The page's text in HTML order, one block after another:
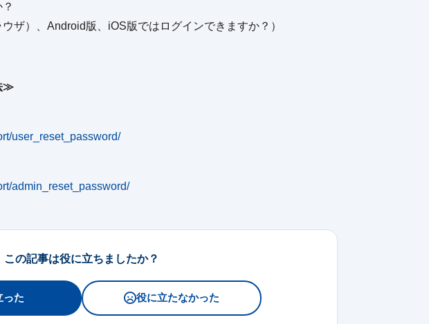
ザ）、Android版、iOS版ではログインできますか？）
≫
user_reset_password/
admin_reset_password/
この記事は役に立ちましたか？
った 役に立たなかった